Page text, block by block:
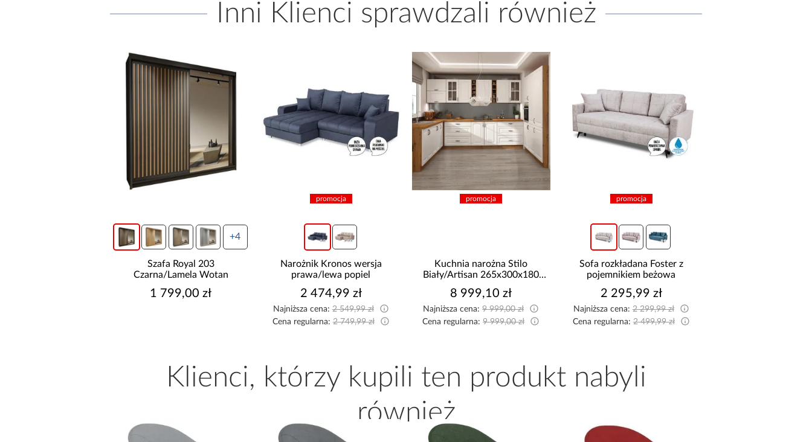
Inni Klienci sprawdzali również
+4
Szafa Royal 203
Czarna/Lamela Wotan
1 799,00 zł
promocja
Narożnik Kronos wersja
prawa/lewa popiel
2 474,99 zł
Najniższa cena:2 549,99 zł
Cena regularna:2 749,99 zł
promocja
Kuchnia narożna Stilo
Biały/Artisan 265x300x180
8 999,10 zł
Najniższa cena:9 999,00 zł
Cena regularna:9 999,00 zł
promocja
Sofa rozkładana Foster z
pojemnikiem beżowa
2 295,99 zł
Najniższa cena:2 299,99 zł
Cena regularna:2 499,99 zł
Klienci, którzy kupili ten produkt nabyli
również